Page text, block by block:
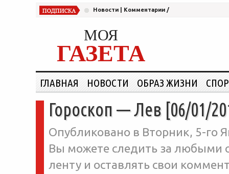
Новости Комментарии /
МОЯ
ГАЗЕТА
ГЛАВНАЯ НОВОСТИ ОБРАЗ ЖИЗНИ
Гороскоп — Лев [06/01/
Опубликовано в Вторник, 5-го
Вы можете следить за любыми
ленту и оставлять свои